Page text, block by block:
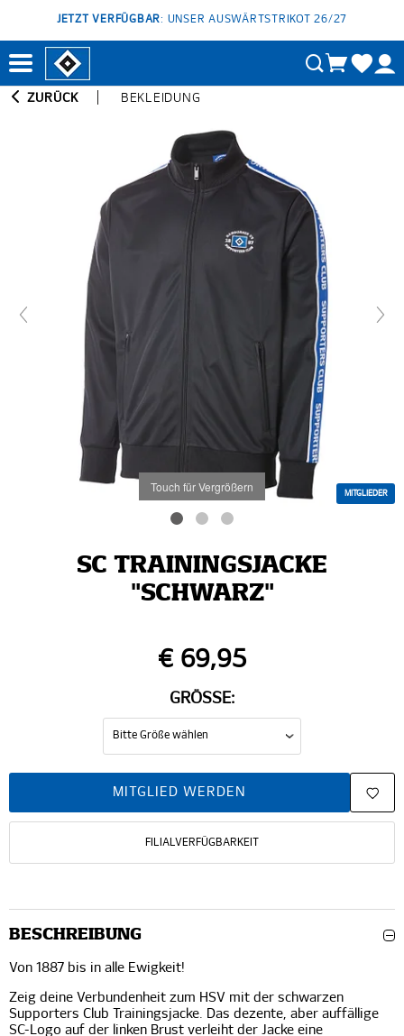
JETZT VERFÜGBAR: UNSER AUSWÄRTSTRIKOT 26/27
ZURÜCK BEKLEIDUNG
Touch für Vergrößern MITGLIEDER
SC TRAININGSJACKE
"SCHWARZ"
€ 69,95
GRÖSSE:
MITGLIED WERDEN
FILIALVERFÜGBARKEIT
BESCHREIBUNG
Von 1887 bis in alle Ewigkeit!
Zeig deine Verbundenheit zum HSV mit der schwarzen
Supporters Club Trainingsjacke. Das dezente, aber auffällige
SC-Logo auf der linken Brust verleiht der Jacke eine